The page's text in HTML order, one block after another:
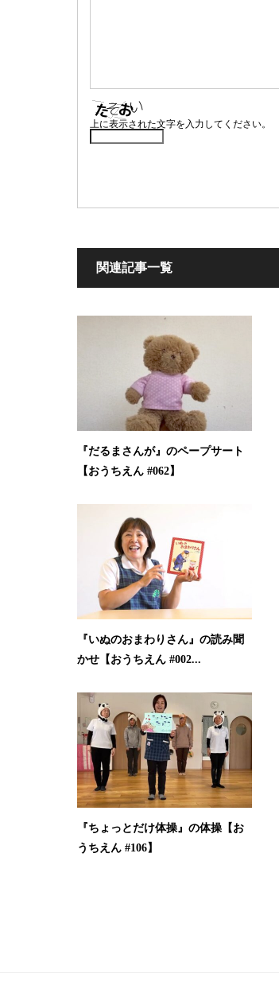
上に表示された文字を入力してください。
関連記事一覧
『だるまさんが』のペープサート
【おうちえん #062】
『いぬのおまわりさん』の読み聞
かせ【おうちえん #002...
『ちょっとだけ体操』の体操【お
うちえん #106】